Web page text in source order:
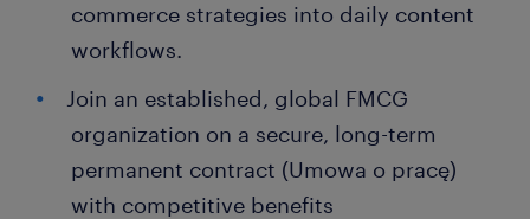
commerce strategies into daily content
workflows.
Join an established, global FMCG
organization on a secure, long-term
permanent contract (Umowa o pracę)
with competitive benefits